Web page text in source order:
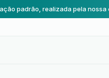
padrão, realizada pela nossa